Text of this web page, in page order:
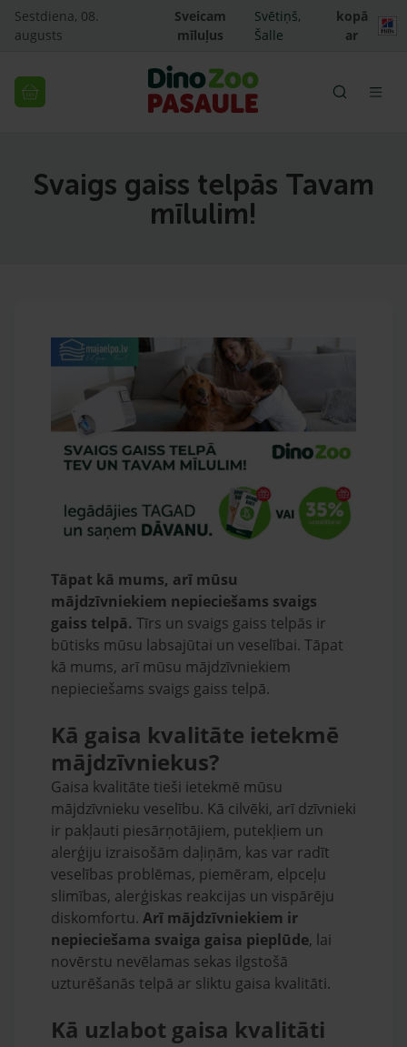
Sestdiena, 08.
augusts
Sveicam
mīluļus
Svētiņš,
Šalle
kopā
ar
Svaigs gaiss telpās Tavam
mīlulim!
Tāpat kā mums, arī mūsu
mājdzīvniekiem nepieciešams svaigs
gaiss telpā. Tīrs un svaigs gaiss telpās ir
būtisks mūsu labsajūtai un veselībai. Tāpat
kā mums, arī mūsu mājdzīvniekiem
nepieciešams svaigs gaiss telpā.
Kā gaisa kvalitāte ietekmē
mājdzīvniekus?
Gaisa kvalitāte tieši ietekmē mūsu
mājdzīvnieku veselību. Kā cilvēki, arī dzīvnieki
ir pakļauti piesārņotājiem, putekļiem un
alerģiju izraisošām daļiņām, kas var radīt
veselības problēmas, piemēram, elpceļu
slimības, alerģiskas reakcijas un vispārēju
diskomfortu. Arī mājdzīvniekiem ir
nepieciešama svaiga gaisa pieplūde, lai
novērstu nevēlamas sekas ilgstošā
uzturēšanās telpā ar sliktu gaisa kvalitāti.
Kā uzlabot gaisa kvalitāti